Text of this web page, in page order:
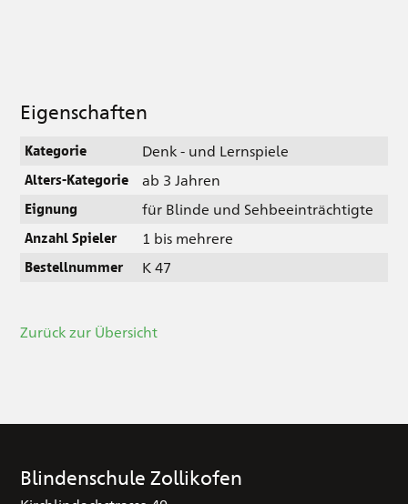
Eigenschaften
Kategorie Denk - und Lernspiele
Alters-Kategorie ab 3 Jahren
Eignung für Blinde und Sehbeeinträchtigte
Anzahl Spieler 1 bis mehrere
Bestellnummer K 47
Zurück zur Übersicht
Blindenschule Zollikofen